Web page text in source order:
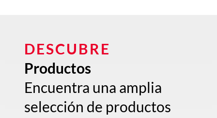
DESCUBRE
Productos
Encuentra una amplia
selección de productos